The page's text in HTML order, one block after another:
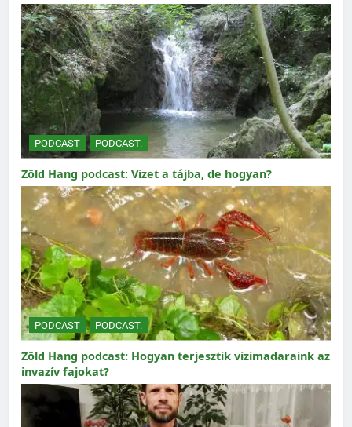
PODCAST PODCAST.
Zöld Hang podcast: Vizet a tájba, de hogyan?
PODCAST PODCAST.
Zöld Hang podcast: Hogyan terjesztik vizimadaraink az
invazív fajokat?